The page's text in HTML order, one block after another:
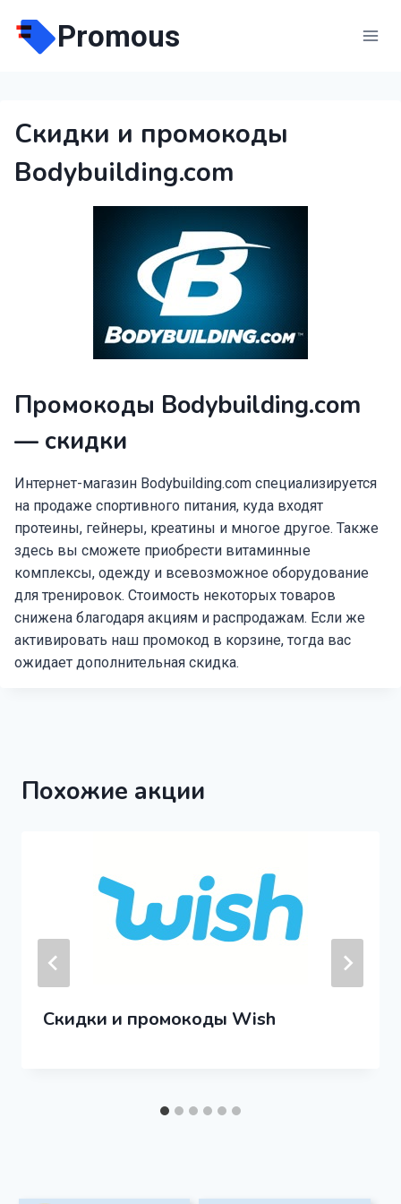
содержимому
Promous
Скидки и промокоды
Bodybuilding.com
Промокоды Bodybuilding.com
— скидки
Интернет-магазин Bodybuilding.com специализируется
на продаже спортивного питания, куда входят
протеины, гейнеры, креатины и многое другое. Также
здесь вы сможете приобрести витаминные
комплексы, одежду и всевозможное оборудование
для тренировок. Стоимость некоторых товаров
снижена благодаря акциям и распродажам. Если же
активировать наш промокод в корзине, тогда вас
ожидает дополнительная скидка.
Похожие акции
Скидки и промокоды Wish